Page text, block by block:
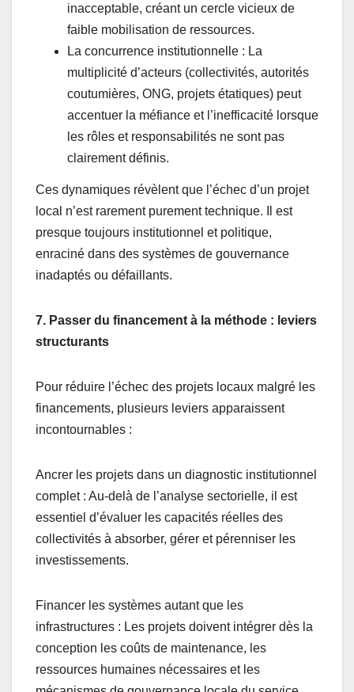
inacceptable, créant un cercle vicieux de
faible mobilisation de ressources.
La concurrence institutionnelle : La
multiplicité d’acteurs (collectivités, autorités
coutumières, ONG, projets étatiques) peut
accentuer la méfiance et l’inefficacité lorsque
les rôles et responsabilités ne sont pas
clairement définis.
Ces dynamiques révèlent que l’échec d’un projet
local n’est rarement purement technique. Il est
presque toujours institutionnel et politique,
enraciné dans des systèmes de gouvernance
inadaptés ou défaillants.
7. Passer du financement à la méthode : leviers
structurants
Pour réduire l’échec des projets locaux malgré les
financements, plusieurs leviers apparaissent
incontournables :
Ancrer les projets dans un diagnostic institutionnel
complet : Au-delà de l’analyse sectorielle, il est
essentiel d’évaluer les capacités réelles des
collectivités à absorber, gérer et pérenniser les
investissements.
Financer les systèmes autant que les
infrastructures : Les projets doivent intégrer dès la
conception les coûts de maintenance, les
ressources humaines nécessaires et les